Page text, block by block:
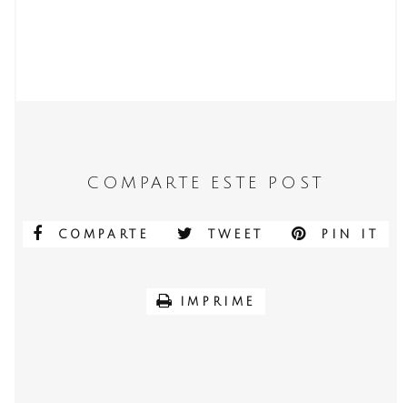
COMPARTE ESTE POST
COMPARTE TWEET PIN IT
IMPRIME